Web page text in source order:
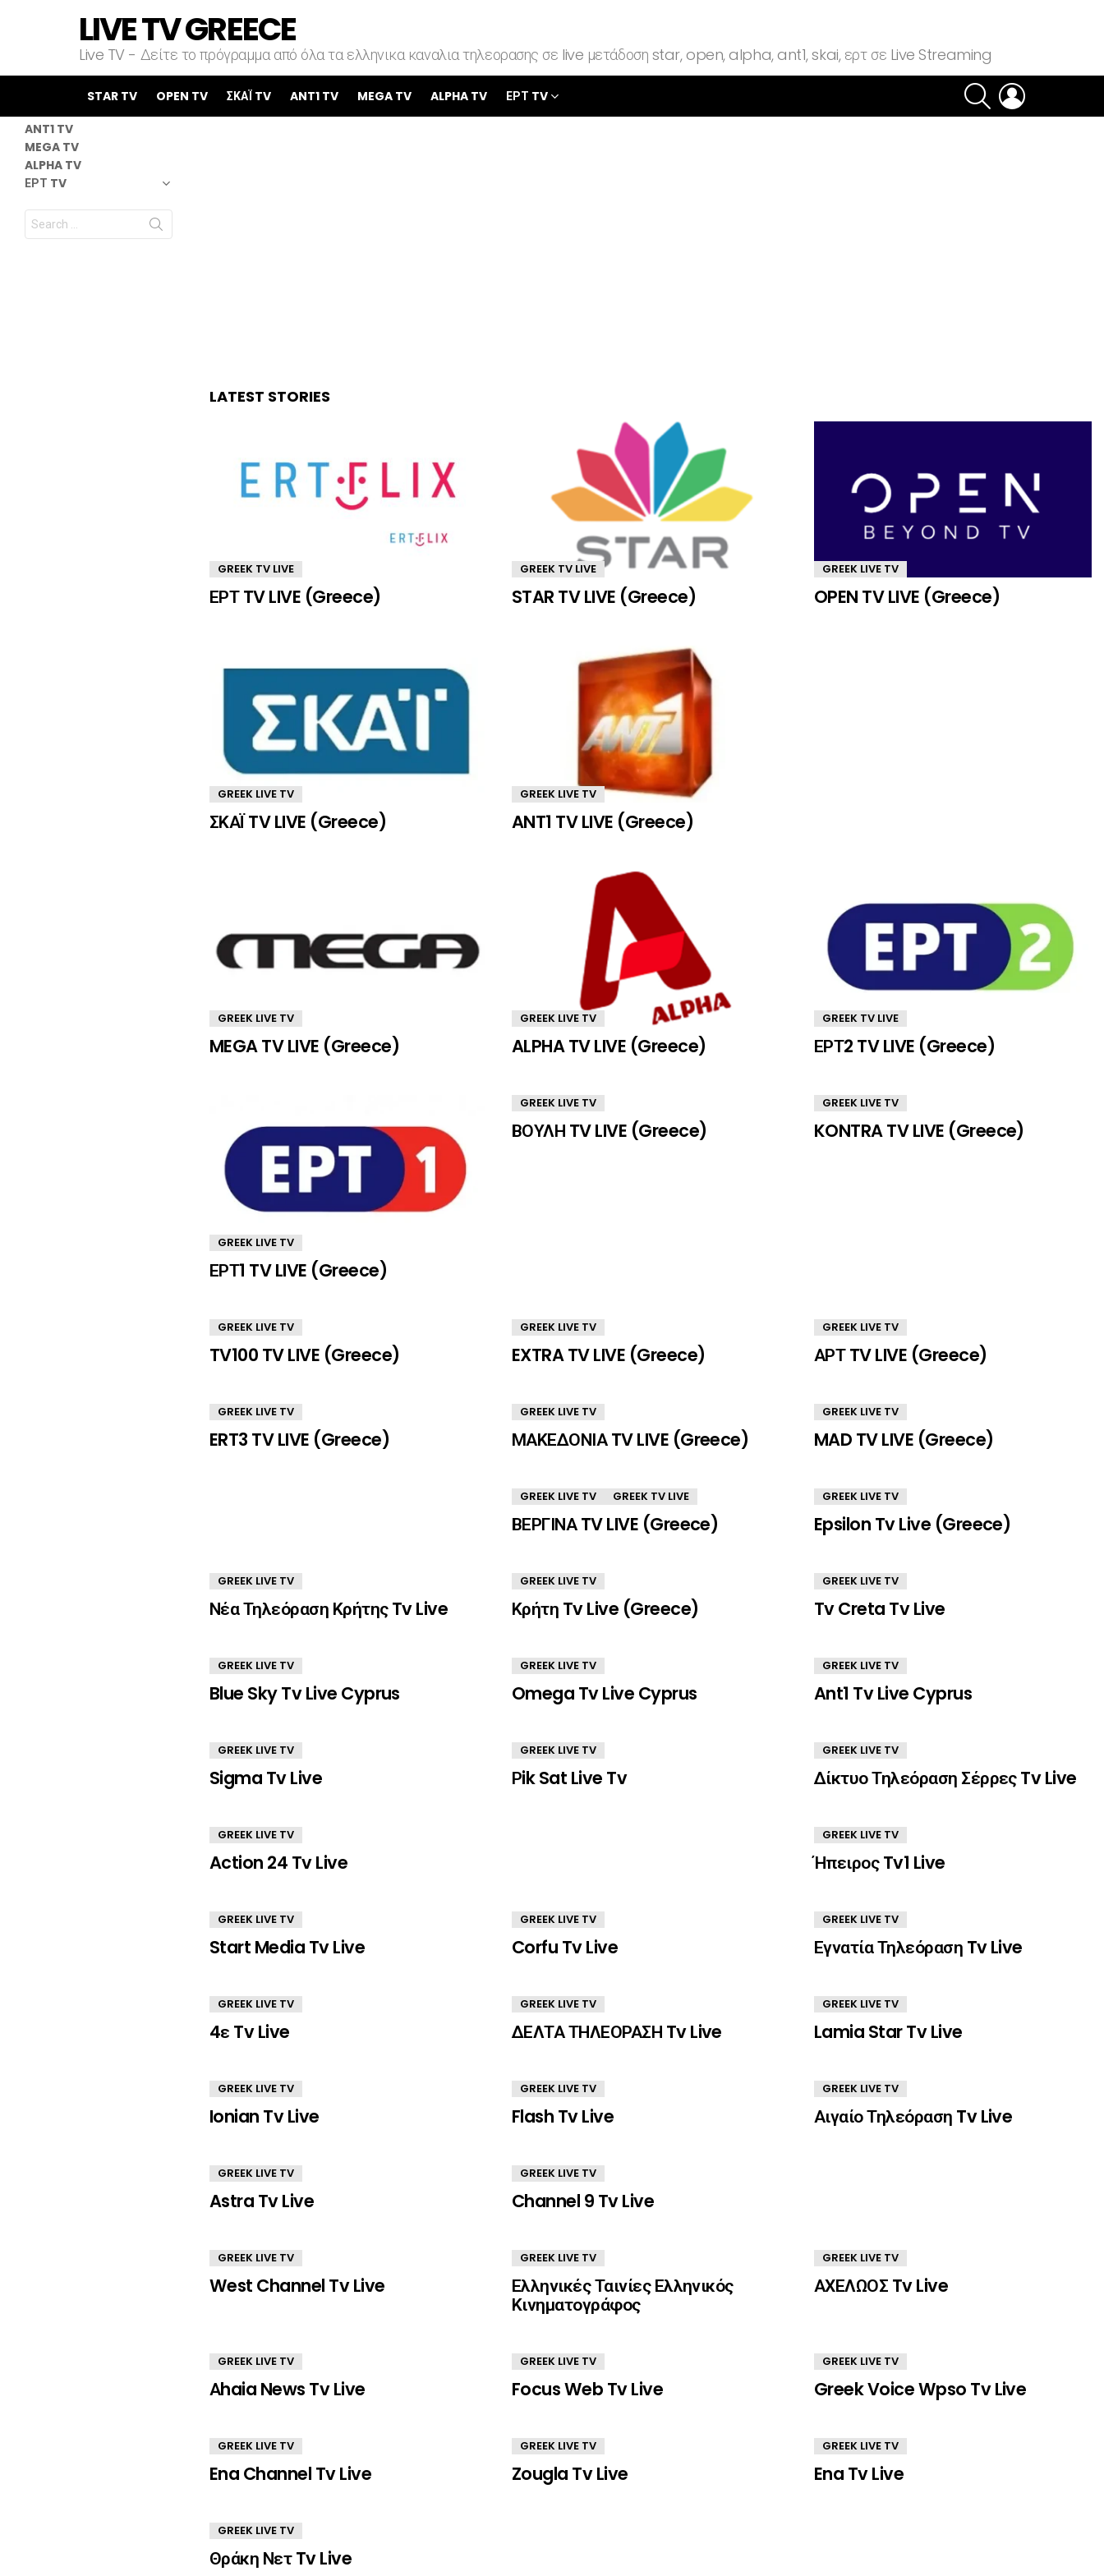
LIVE TV GREECE
Live TV - Δείτε το πρόγραμμα από όλα τα ελληνικα καναλια τηλεορασης σε live μετάδοση star, open, alpha, ant1, skai, ερτ σε Live Streaming
STAR TV OPEN TV ΣΚΑΪ TV ANT1 TV MEGA TV ALPHA TV ΕΡΤ TV
SEARCH
LATEST STORIES
GREEK TV LIVE
ΕΡΤ TV LIVE (Greece)
GREEK TV LIVE
STAR TV LIVE (Greece)
GREEK LIVE TV
OPEN TV LIVE (Greece)
GREEK LIVE TV
ΣΚΑΪ TV LIVE (Greece)
GREEK LIVE TV
ANT1 TV LIVE (Greece)
GREEK LIVE TV
MEGA TV LIVE (Greece)
GREEK LIVE TV
ALPHA TV LIVE (Greece)
GREEK TV LIVE
ΕΡΤ2 TV LIVE (Greece)
GREEK LIVE TV
ΕΡΤ1 TV LIVE (Greece)
GREEK LIVE TV
ΒΟΥΛΗ TV LIVE (Greece)
GREEK LIVE TV
KONTRA TV LIVE (Greece)
GREEK LIVE TV
TV100 TV LIVE (Greece)
GREEK LIVE TV
EXTRA TV LIVE (Greece)
GREEK LIVE TV
ΑΡΤ TV LIVE (Greece)
GREEK LIVE TV
ERT3 TV LIVE (Greece)
GREEK LIVE TV
ΜΑΚΕΔΟΝΙΑ TV LIVE (Greece)
GREEK LIVE TV
MAD TV LIVE (Greece)
GREEK LIVE TV GREEK TV LIVE
ΒΕΡΓΙΝΑ TV LIVE (Greece)
GREEK LIVE TV
Epsilon Tv Live (Greece)
GREEK LIVE TV
Νέα Τηλεόραση Κρήτης Tv Live
GREEK LIVE TV
Κρήτη Tv Live (Greece)
GREEK LIVE TV
Tv Creta Tv Live
GREEK LIVE TV
Blue Sky Tv Live Cyprus
GREEK LIVE TV
Omega Tv Live Cyprus
GREEK LIVE TV
Ant1 Tv Live Cyprus
GREEK LIVE TV
Sigma Tv Live
GREEK LIVE TV
Ρik Sat Live Tv
GREEK LIVE TV
Δίκτυο Τηλεόραση Σέρρες Tv Live
GREEK LIVE TV
Action 24 Tv Live
GREEK LIVE TV
Ήπειρος Tv1 Live
GREEK LIVE TV
Start Media Tv Live
GREEK LIVE TV
Corfu Tv Live
GREEK LIVE TV
Εγνατία Τηλεόραση Tv Live
GREEK LIVE TV
4ε Tv Live
GREEK LIVE TV
ΔΕΛΤΑ ΤΗΛΕΟΡΑΣΗ Tv Live
GREEK LIVE TV
Lamia Star Tv Live
GREEK LIVE TV
Ionian Tv Live
GREEK LIVE TV
Flash Tv Live
GREEK LIVE TV
Αιγαίο Τηλεόραση Tv Live
GREEK LIVE TV
Astra Tv Live
GREEK LIVE TV
Channel 9 Tv Live
GREEK LIVE TV
West Channel Tv Live
GREEK LIVE TV
Ελληνικές Ταινίες Ελληνικός
Κινηματογράφος
GREEK LIVE TV
ΑΧΕΛΩΟΣ Tv Live
GREEK LIVE TV
Αhaia News Tv Live
GREEK LIVE TV
Focus Web Tv Live
GREEK LIVE TV
Greek Voice Wpso Tv Live
GREEK LIVE TV
Ena Channel Tv Live
GREEK LIVE TV
Zougla Tv Live
GREEK LIVE TV
Ena Tv Live
GREEK LIVE TV
Θράκη Νετ Tv Live
STAR TV
ANT1 TV
MEGA TV
ALPHA TV
ΕΡΤ TV
Search
for: